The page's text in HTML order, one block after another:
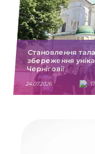
Становлення
збереження
Чернігові!
24.07.2026